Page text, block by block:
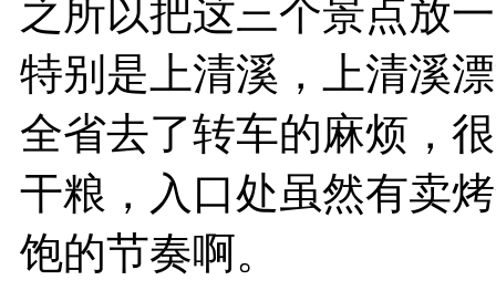
之所以把这三个景点放
特别是上清溪，上清溪
全省去了转车的麻烦，
干粮，入口处虽然有卖
饱的节奏啊。